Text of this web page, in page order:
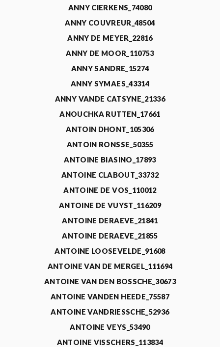
ANNY CIERKENS_74080
ANNY COUVREUR_48504
ANNY DE MEYER_22816
ANNY DE MOOR_110753
ANNY SANDRE_15274
ANNY SYMAES_43314
ANNY VANDE CATSYNE_21336
ANOUCHKA RUTTEN_17661
ANTOIN DHONT_105306
ANTOIN RONSSE_50355
ANTOINE BIASINO_17893
ANTOINE CLABOUT_33732
ANTOINE DE VOS_110012
ANTOINE DE VUYST_116209
ANTOINE DERAEVE_21841
ANTOINE DERAEVE_21855
ANTOINE LOOSEVELDE_91608
ANTOINE VAN DE MERGEL_111694
ANTOINE VAN DEN BOSSCHE_30673
ANTOINE VANDEN HEEDE_75587
ANTOINE VANDRIESSCHE_52936
ANTOINE VEYS_53490
ANTOINE VISSCHERS_113834